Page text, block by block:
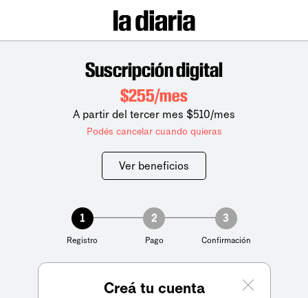
Suscripción digital
$255/mes
A partir del tercer mes $510/mes
Podés cancelar cuando quieras
Ver beneficios
1
Registro
2
Pago
3
Confirmación
Creá tu cuenta